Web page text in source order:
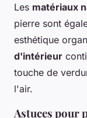
Les matériaux
pierre sont
esthétique
d'intérieur
touche de
l'air.
Astuces pour